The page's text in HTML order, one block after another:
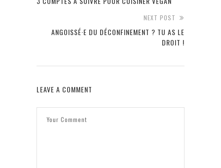
NEXT POST
ANGOISSÉ·E DU DÉCONFINEMENT ? TU AS LE
DROIT !
LEAVE A COMMENT